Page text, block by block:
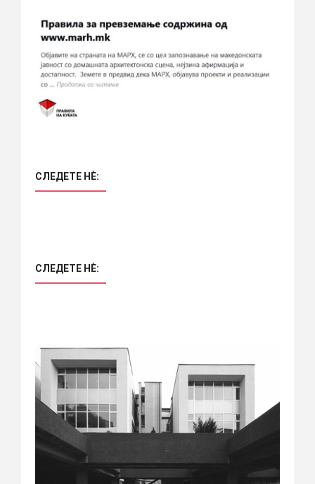
СЛЕДЕТЕ НÈ:
СЛЕДЕТЕ НÈ: